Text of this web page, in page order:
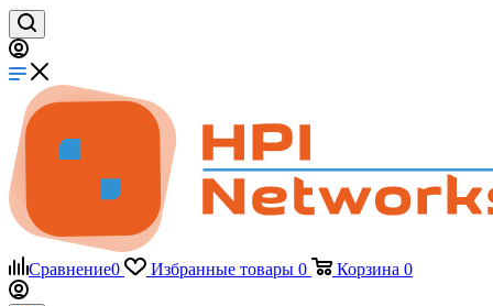
Сравнение0 Избранные товары 0 Корзина 0